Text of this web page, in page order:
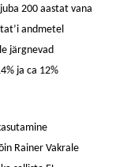
200 aastat vana
andmetel
järgnevad
ja ca 12%
Rainer Vakrale